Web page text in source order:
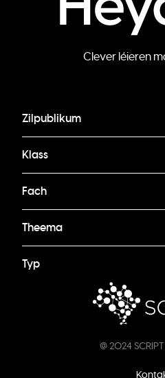
Clever léieren
Zilpublikum
Klass
Fach
Theema
Typ
@ 2024